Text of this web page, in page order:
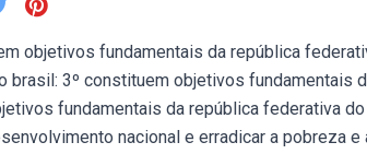
objetivos fundamentais da república
brasil: 3º constituem objetivos fundamentais
fundamentais da república federativa
nacional e erradicar a pobreza